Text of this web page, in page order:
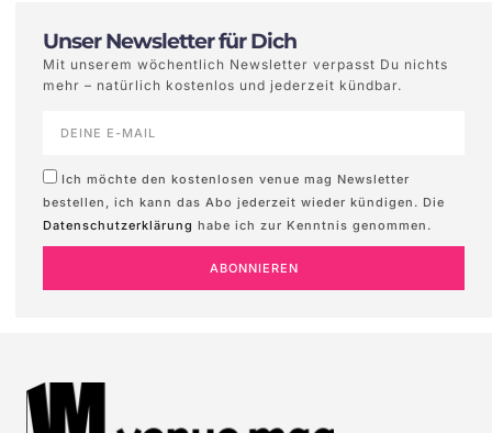
Unser Newsletter für Dich
Mit unserem wöchentlich Newsletter verpasst Du nichts
mehr – natürlich kostenlos und jederzeit kündbar.
Ich möchte den kostenlosen venue mag Newsletter
bestellen, ich kann das Abo jederzeit wieder kündigen. Die
Datenschutzerklärung habe ich zur Kenntnis genommen.
ABONNIEREN